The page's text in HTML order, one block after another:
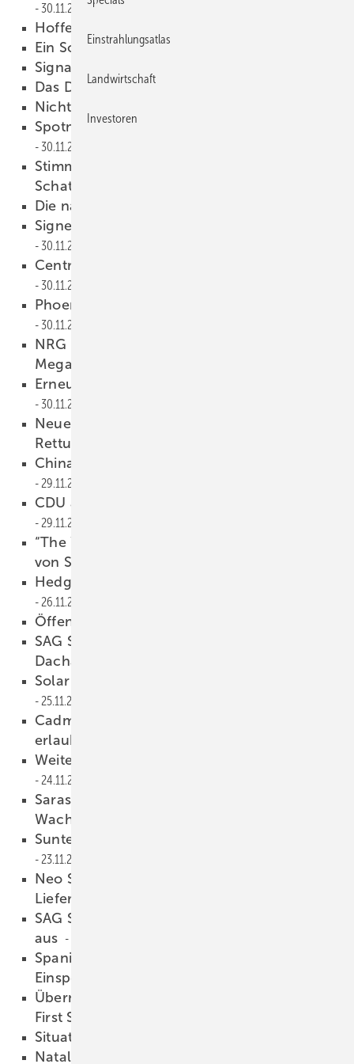
30.11.2010
Hoffen auf China
Ein Solarlichtlein brennt
Signal für Afrika
Das Dümpeln geht weiter
Nicht mehr als zwei Cent
Spotmarkt PV-Module: Nachfrage lässt nach
30.11.2010
Stimmung im deutschen Handwerk: Mehr
Schatten
Die nächste Runde beginnt
Signet Solar muss Betrieb einstellen
30.11.2010
Centrotherm steigt bei Sunshine PV ein
30.11.2010
Phoenix Solar erhält Auftrag von Eon
30.11.2010
NRG Solar und Supower wollen 250
Megawatt-Kraftwerk realisieren
Erneuerbare dämpfen Strompreise
30.11.2010
Neuer Kompromissvorschlag für Conergy-
Rettung
China Sunergy und REC streiten weiter
29.11.2010
CDU attackiert erneut Solarförderung
29.11.2010
“The Wharf“ erhält Photovoltaik-Dachanlage
von Suntech
Hedge-Fonds wollen Conergy übernehmen
26.11.2010
Öffentliches Zeichen setzen
SAG Solarstrom mit Auftrag für große
Dachanlagen
Solar Millennium drückt sich um Prognose
25.11.2010
Cadmium-Einsatz in der Solarbranche bleibt
erlaubt
Weitere Streiks bei Solibro geplant
24.11.2010
Sarasin: Photovoltaik bleibt auf
Wachstumskurs
Suntech verstärkt Aktivitäten in Europa
23.11.2010
Neo Solar Power unterzeichnet
Lieferverträge
SAG Solarstrom gibt Unternehmensanleihe
aus
Spanien beschließt neue Photovoltaik-
Einspeisetarife
Übernahmegerüchte um Solarworld und
First Solar
Situation bei Conergy verfahren
Natalizia neuer GIFI-Präsident
Einstrahlungsatlas
Landwirtschaft
Investoren